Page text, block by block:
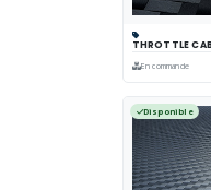
Panier
THROTTLE
En commande
Disponible